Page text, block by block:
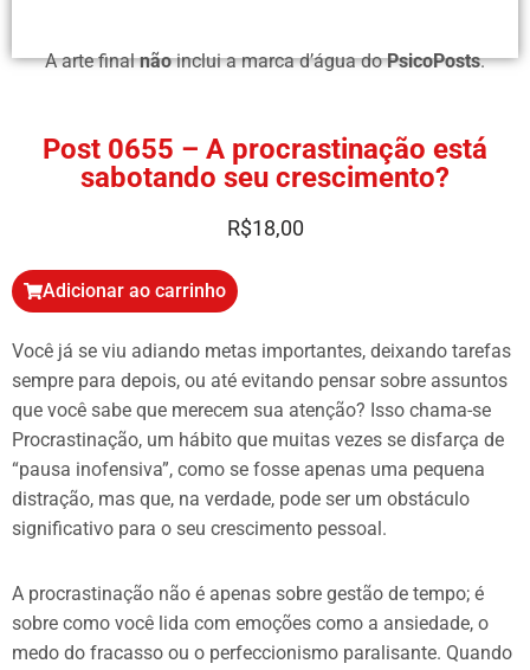
A arte finalnãoinclui a marca d’água doPsicoPosts.
Post 0655 – A procrastinação está
sabotando seu crescimento?
R$18,00
Adicionar ao carrinho
Você já se viu adiando metas importantes, deixando tarefas
sempre para depois, ou até evitando pensar sobre assuntos
que você sabe que merecem sua atenção? Isso chama-se
Procrastinação, um hábito que muitas vezes se disfarça de
“pausa inofensiva”, como se fosse apenas uma pequena
distração, mas que, na verdade, pode ser um obstáculo
significativo para o seu crescimento pessoal.
A procrastinação não é apenas sobre gestão de tempo; é
sobre como você lida com emoções como a ansiedade, o
medo do fracasso ou o perfeccionismo paralisante. Quando